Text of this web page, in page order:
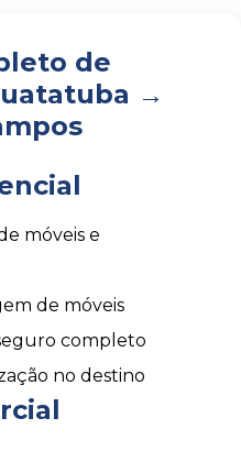
de
→
móveis e
de móveis
completo
no destino